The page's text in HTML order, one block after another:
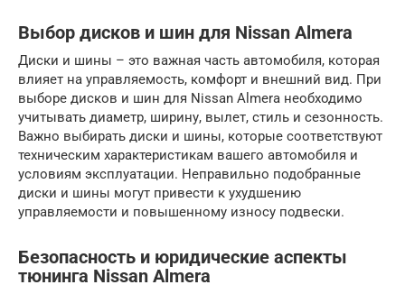
Выбор дисков и шин для Nissan Almera
Диски и шины – это важная часть автомобиля, которая
влияет на управляемость, комфорт и внешний вид. При
выборе дисков и шин для Nissan Almera необходимо
учитывать диаметр, ширину, вылет, стиль и сезонность.
Важно выбирать диски и шины, которые соответствуют
техническим характеристикам вашего автомобиля и
условиям эксплуатации. Неправильно подобранные
диски и шины могут привести к ухудшению
управляемости и повышенному износу подвески.
Безопасность и юридические аспекты
тюнинга Nissan Almera